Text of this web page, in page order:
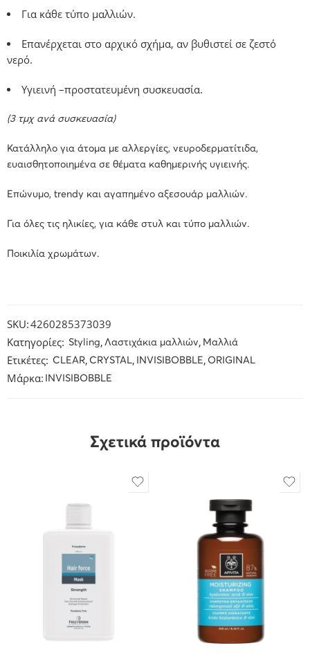
Για κάθε τύπο μαλλιών.
Επανέρχεται στο αρχικό σχήμα, αν βυθιστεί σε ζεστό
νερό.
Υγιεινή –προστατευμένη συσκευασία.
(3 τμχ ανά συσκευασία)
Κατάλληλο για άτομα με αλλεργίες, νευροδερματίτιδα,
ευαισθητοποιημένα σε θέματα καθημερινής υγιεινής.
Επώνυμο, trendy και αγαπημένο αξεσουάρ μαλλιών.
Για όλες τις ηλικίες, για κάθε στυλ και τύπο μαλλιών.
Ποικιλία χρωμάτων.
SKU:4260285373039
Κατηγορίες: Styling, Λαστιχάκια μαλλιών, Μαλλιά
Ετικέτες: CLEAR, CRYSTAL, INVISIBOBBLE, ORIGINAL
Μάρκα: INVISIBOBBLE
Σχετικά προϊόντα